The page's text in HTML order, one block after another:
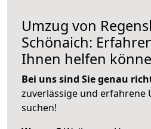
Umzug von
Schönaich:
Ihnen helfen
Bei uns sind Sie genau
zuverlässige und erfahrene
suchen!